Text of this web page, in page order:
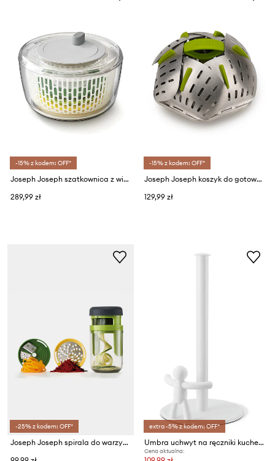
-15% z kodem: OFF*
Joseph Joseph szatkownica z wirówką do sałaty MultiPrepare
289,99 zł
-15% z kodem: OFF*
Joseph Joseph koszyk do gotowania na parze Bloom
129,99 zł
-25% z kodem: OFF*
Joseph Joseph spirala do warzyw 3w1 Spiro™
extra -5% z kodem: OFF*
Umbra uchwyt na ręczniki kuchenne Buddy
Cena aktualna: